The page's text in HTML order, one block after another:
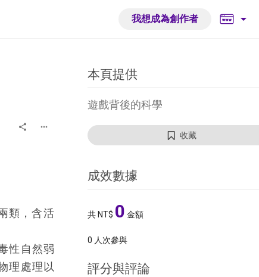
我想成為創作者 arrow_drop_down
share more_horiz
類，含活
性自然弱
理處理以
本頁提供
遊戲背後的科學
收藏
成效數據
共 NT$ 0 金額
0 人次參與
評分與評論